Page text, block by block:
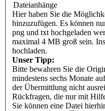
Dateianhänge
Hier haben Sie die
hinzuzufügen. Es können
png und txt hochgeladen
maximal 4 MB groß sein.
hochladen.
Unser Tipp:
Bitte bewahren Sie die
mindestens sechs Monate
der Übermittlung nicht
Rückfragen, die nur mit
Sie können eine Datei